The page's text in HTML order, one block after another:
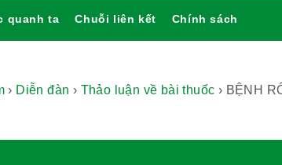
quanh ta Chuỗi liên kết Chính sách
› Diễn đàn › Thảo luận về bài thuốc › BỆNH